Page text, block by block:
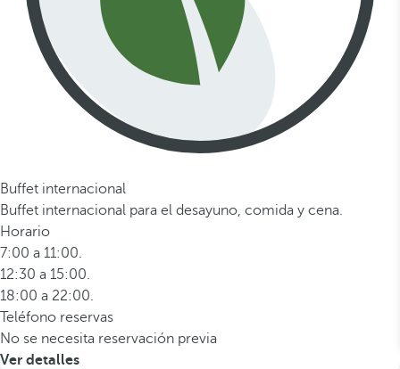
Buffet internacional
Buffet internacional para el desayuno, comida y cena.
Horario
7:00 a 11:00.
12:30 a 15:00.
18:00 a 22:00.
Teléfono reservas
No se necesita reservación previa
Ver detalles